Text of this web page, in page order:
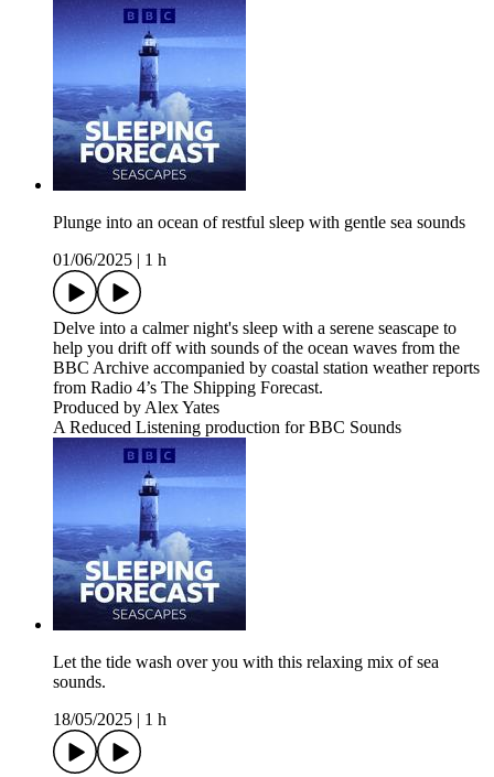
Plunge into an ocean of restful sleep with gentle sea sounds
01/06/2025
1 h
Delve into a calmer night's sleep with a serene seascape to
help you drift off with sounds of the ocean waves from the
BBC Archive accompanied by coastal station weather reports
from Radio 4’s The Shipping Forecast.
Produced by Alex Yates
A Reduced Listening production for BBC Sounds
Let the tide wash over you with this relaxing mix of sea
sounds.
18/05/2025
1 h